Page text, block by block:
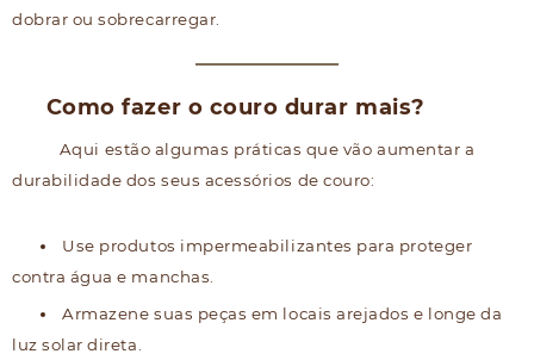
dobrar ou sobrecarregar.
Como fazer o couro durar mais?
Aqui estão algumas práticas que vão aumentar a
durabilidade dos seus acessórios de couro:
Use produtos impermeabilizantes para proteger
contra água e manchas.
Armazene suas peças em locais arejados e longe da
luz solar direta.